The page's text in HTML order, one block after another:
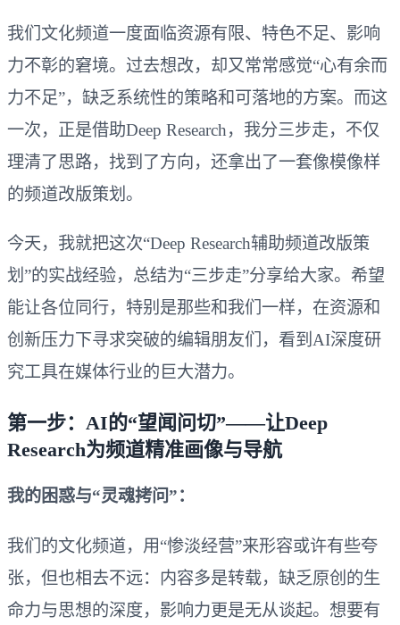
我们文化频道一度面临资源有限、特色不足、影响
力不彰的窘境。过去想改，却又常常感觉“心有余而
力不足”，缺乏系统性的策略和可落地的方案。而这
一次，正是借助Deep Research，我分三步走，不仅
理清了思路，找到了方向，还拿出了一套像模像样
的频道改版策划。
今天，我就把这次“Deep Research辅助频道改版策
划”的实战经验，总结为“三步走”分享给大家。希望
能让各位同行，特别是那些和我们一样，在资源和
创新压力下寻求突破的编辑朋友们，看到AI深度研
究工具在媒体行业的巨大潜力。
第一步：AI的“望闻问切”——让Deep
Research为频道精准画像与导航
我的困惑与“灵魂拷问”：
我们的文化频道，用“惨淡经营”来形容或许有些夸
张，但也相去不远：内容多是转载，缺乏原创的生
命力与思想的深度，影响力更是无从谈起。想要有